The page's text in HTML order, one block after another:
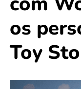
os
Toy